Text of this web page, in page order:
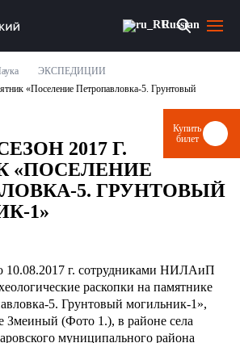
Russian
ЭКСПЕДИЦИИ
«Поселение Петропавловка-5. Грунтовый
2017 Г.
«ПОСЕЛЕНИЕ
5. ГРУНТОВЫЙ
1»
10.08.2017 г. сотрудниками НИЛАиП
раскопки на памятнике
5. Грунтовый могильник-1»,
Змеиный (Фото 1.), в районе села
муниципального района
Купить
билет